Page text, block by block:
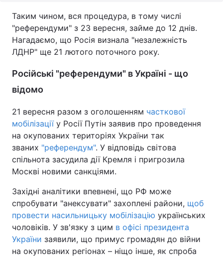
Таким чином, вся процедура, в тому числі
"референдуми" з 23 вересня, займе до 12 днів.
Нагадаємо, що Росія визнала "незалежність
ЛДНР" ще 21 лютого поточного року.
Російські "референдуми" в Україні - що
відомо
21 вересня разом з оголошенням часткової
мобілізаціїу Росії Путін заявив про проведення
на окупованих територіях України так
званих "референдум". У відповідь світова
спільнота засудила дії Кремля і пригрозила
Москві новими санкціями.
Західні аналітики впевнені, що РФ може
спробувати "анексувати" захоплені райони, щоб
провести насильницьку мобілізацію українських
чоловіків. У зв'язку з цим в офісі президента
України заявили, що примус громадян до війни
на окупованих регіонах – ніщо інше, як спроба